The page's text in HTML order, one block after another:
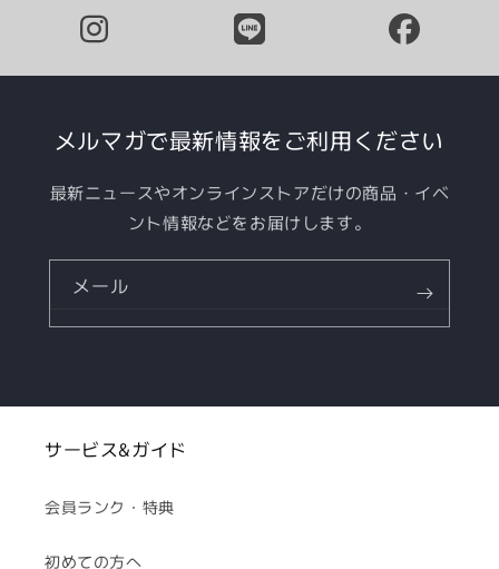
メルマガで最新情報をご利用ください
最新ニュースやオンラインストアだけの商品・イベ
ント情報などをお届けします。
メール
サービス&ガイド
会員ランク・特典
初めての方へ